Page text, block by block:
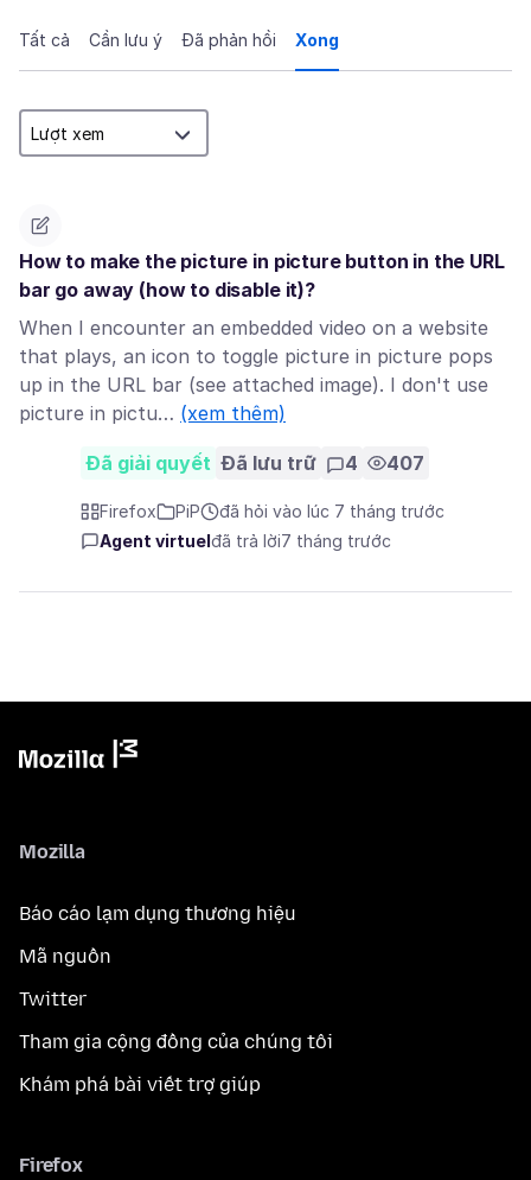
Tất cả Cần lưu ý Đã phản hồi Xong
How to make the picture in picture button in the URL
bar go away (how to disable it)?
When I encounter an embedded video on a website
that plays, an icon to toggle picture in picture pops
up in the URL bar (see attached image). I don't use
picture in pictu… (xem thêm)
Đã giải quyết Đã lưu trữ 4 407
Firefox PiP
đã hỏi vào lúc 7 tháng trước
Agent virtuel đã trả lời7 tháng trước
Mozilla
Báo cáo lạm dụng thương hiệu
Mã nguồn
Twitter
Tham gia cộng đồng của chúng tôi
Khám phá bài viết trợ giúp
Firefox